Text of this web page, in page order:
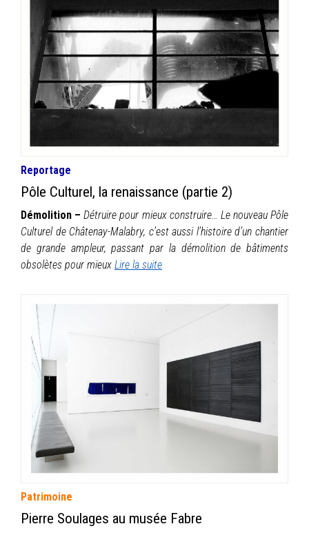
Reportage
Pôle Culturel, la renaissance (partie 2)
Démolition – Détruire pour mieux construire… Le nouveau Pôle
Culturel de Châtenay-Malabry, c’est aussi l’histoire d’un chantier
de grande ampleur, passant par la démolition de bâtiments
obsolètes pour mieux Lire la suite
Patrimoine
Pierre Soulages au musée Fabre